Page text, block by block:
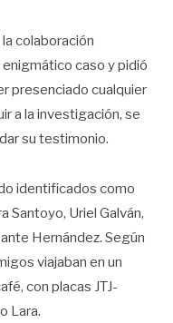
colaboración
caso y pidió
presenciado cualquier
a la investigación, se
su testimonio.
identificados como
Santoyo, Uriel Galván,
Hernández. Según
viajaban en un
con placas JTJ-
Lara.